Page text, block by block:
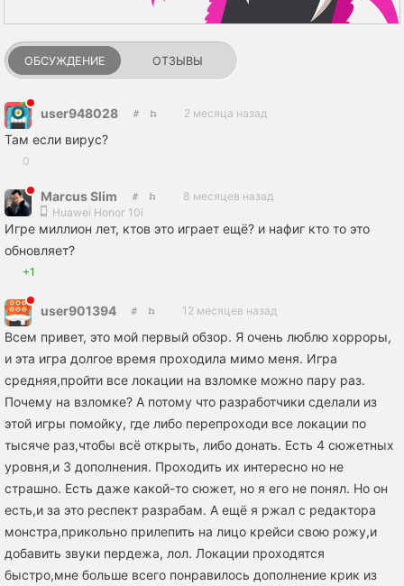
ОБСУЖДЕНИЕ ОТЗЫВЫ
user948028 2 месяца назад
Там если вирус?
0
Marcus Slim
8 месяцев назад
Huawei Honor 10i
Игре миллион лет, ктов это играет ещё? и нафиг кто то это
обновляет?
+1
user901394 12 месяцев назад
Всем привет, это мой первый обзор. Я очень люблю хорроры,
и эта игра долгое время проходила мимо меня. Игра
средняя,пройти все локации на взломке можно пару раз.
Почему на взломке? А потому что разработчики сделали из
этой игры помойку, где либо перепроходи все локации по
тысяче раз,чтобы всё открыть, либо донать. Есть 4 сюжетных
уровня,и 3 дополнения. Проходить их интересно но не
страшно. Есть даже какой-то сюжет, но я его не понял. Но он
есть,и за это респект разрабам. А ещё я ржал с редактора
монстра,прикольно прилепить на лицо крейси свою рожу,и
добавить звуки пердежа, лол. Локации проходятся
быстро,мне больше всего понравилось дополнение крик из